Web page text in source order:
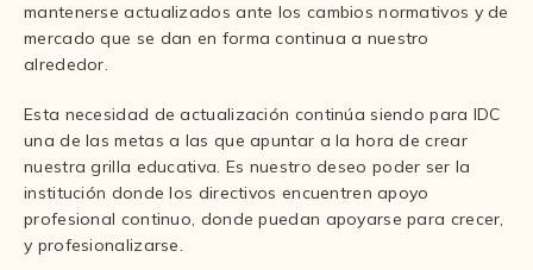
mantenerse actualizados ante los cambios normativos y de
mercado que se dan en forma continua a nuestro
alrededor.
Esta necesidad de actualización continúa siendo para IDC
una de las metas a las que apuntar a la hora de crear
nuestra grilla educativa. Es nuestro deseo poder ser la
institución donde los directivos encuentren apoyo
profesional continuo, donde puedan apoyarse para crecer,
y profesionalizarse.